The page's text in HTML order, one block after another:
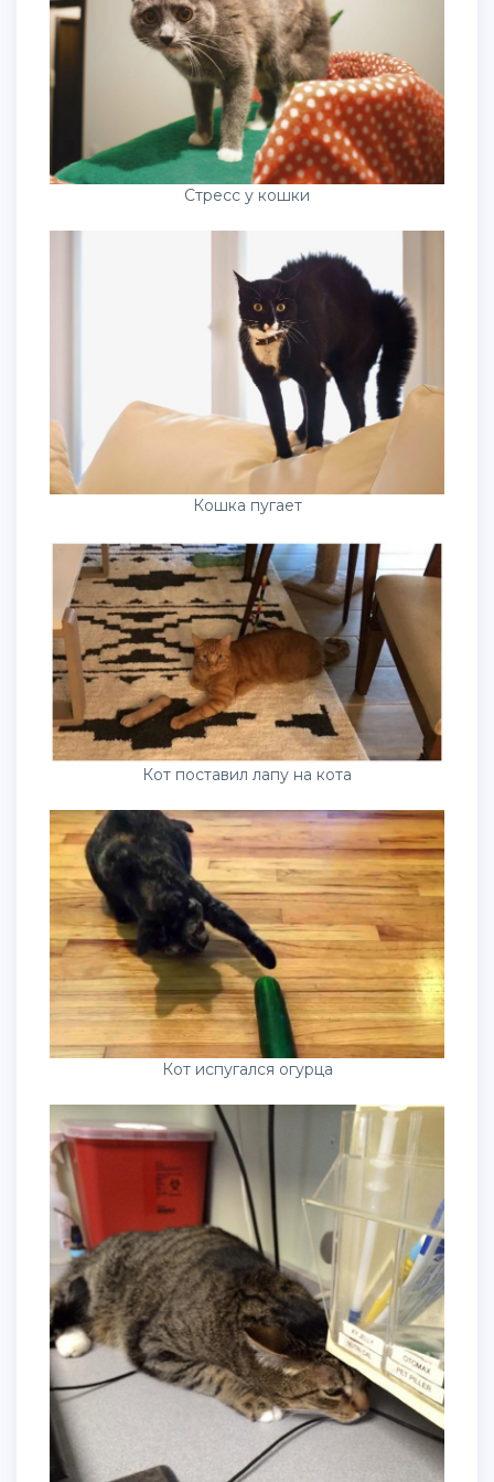
Стресс у кошки
Кошка пугает
Кот поставил лапу на кота
Кот испугался огурца